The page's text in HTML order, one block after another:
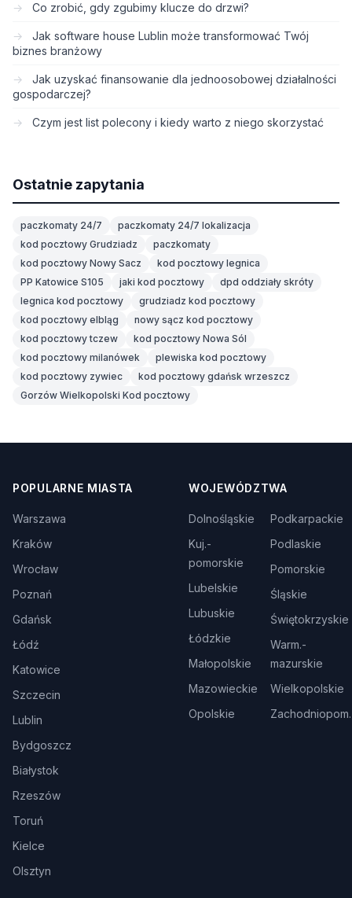
Co zrobić, gdy zgubimy klucze do drzwi?
Jak software house Lublin może transformować Twój
biznes branżowy
Jak uzyskać finansowanie dla jednoosobowej działalności
gospodarczej?
Czym jest list polecony i kiedy warto z niego skorzystać
Ostatnie zapytania
paczkomaty 24/7
paczkomaty 24/7 lokalizacja
kod pocztowy Grudziadz
paczkomaty
kod pocztowy Nowy Sacz
kod pocztowy legnica
PP Katowice S105
jaki kod pocztowy
dpd oddziały skróty
legnica kod pocztowy
grudziadz kod pocztowy
kod pocztowy elbląg
nowy sącz kod pocztowy
kod pocztowy tczew
kod pocztowy Nowa Sól
kod pocztowy milanówek
plewiska kod pocztowy
kod pocztowy zywiec
kod pocztowy gdańsk wrzeszcz
Gorzów Wielkopolski Kod pocztowy
POPULARNE MIASTA
Warszawa
Kraków
Wrocław
Poznań
Gdańsk
Łódź
Katowice
Szczecin
Lublin
Bydgoszcz
Białystok
Rzeszów
Toruń
Kielce
Olsztyn
WOJEWÓDZTWA
Dolnośląskie
Kuj.-
pomorskie
Lubelskie
Lubuskie
Łódzkie
Małopolskie
Mazowieckie
Opolskie
Podkarpackie
Podlaskie
Pomorskie
Śląskie
Świętokrzyskie
Warm.-
mazurskie
Wielkopolskie
Zachodniopom.